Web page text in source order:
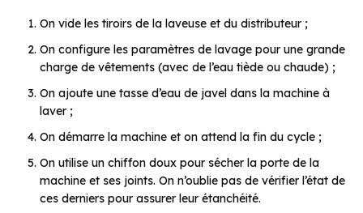
On vide les tiroirs de la laveuse et du distributeur ;
On configure les paramètres de lavage pour une grande
charge de vêtements (avec de l’eau tiède ou chaude) ;
On ajoute une tasse d’eau de javel dans la machine à
laver ;
On démarre la machine et on attend la fin du cycle ;
On utilise un chiffon doux pour sécher la porte de la
machine et ses joints. On n’oublie pas de vérifier l’état de
ces derniers pour assurer leur étanchéité.